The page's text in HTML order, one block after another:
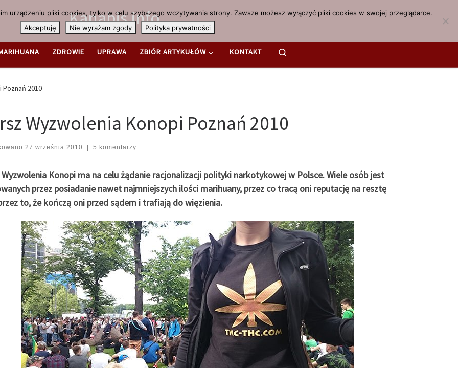
Kanabis.info
ZDROWIE UPRAWA ZBIÓR ARTYKUŁÓW KONTAKT
Poznań 2010
Wyzwolenia Konopi Poznań 2010
27 września 2010 5 komentarzy
Konopi ma na celu żądanie racjonalizacji polityki narkotykowej w Polsce. Wiele osób jest
przez posiadanie nawet najmniejszych ilości marihuany, przez co tracą oni reputację na resztę
to, że kończą oni przed sądem i trafiają do więzienia.
urządzeniu pliki cookies, tylko w celu szybszego wczytywania strony. Zawsze możesz wyłączyć pliki cookies w swojej przeglądarce.
Akceptuję
Nie wyrażam zgody Polityka prywatności